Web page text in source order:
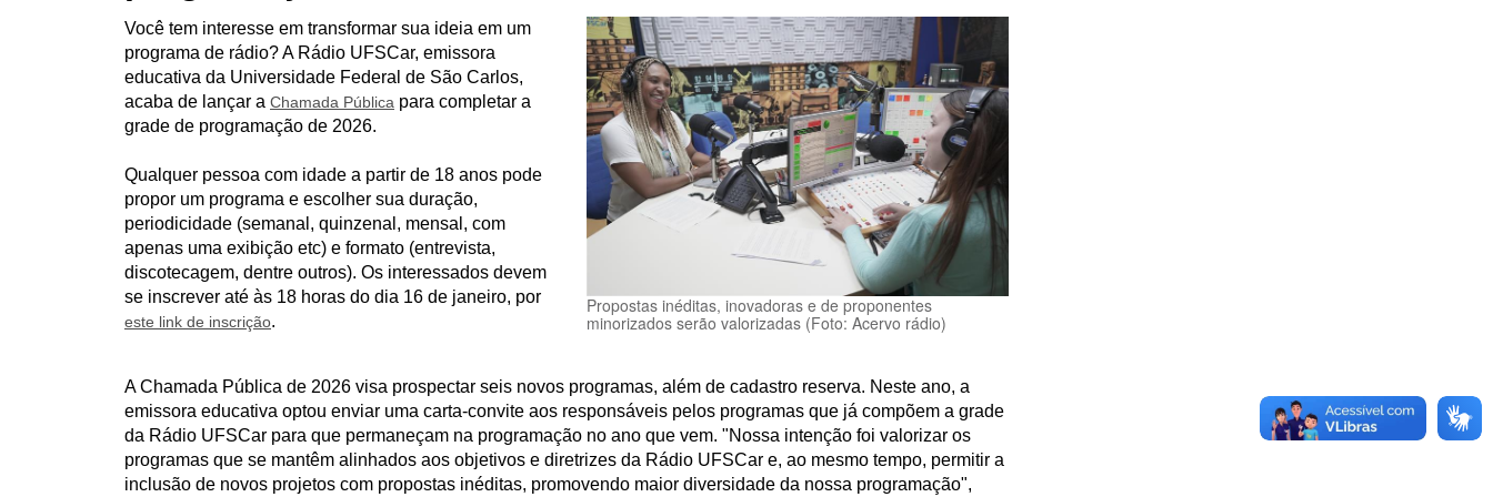
u
i
:
Propostas inéditas, inovadoras e de proponentes
minorizados serão valorizadas (Foto: Acervo rádio)
Você tem interesse em transformar sua ideia em um
programa de rádio? A Rádio UFSCar, emissora
educativa da Universidade Federal de São Carlos,
acaba de lançar a Chamada Pública para completar a
grade de programação de 2026.
Qualquer pessoa com idade a partir de 18 anos pode
propor um programa e escolher sua duração,
periodicidade (semanal, quinzenal, mensal, com
apenas uma exibição etc) e formato (entrevista,
discotecagem, dentre outros). Os interessados devem
se inscrever até às 18 horas do dia 16 de janeiro, por
este link de inscrição.
A Chamada Pública de 2026 visa prospectar seis novos programas, além de cadastro reserva. Neste ano, a
emissora educativa optou enviar uma carta-convite aos responsáveis pelos programas que já compõem a grade
da Rádio UFSCar para que permaneçam na programação no ano que vem. "Nossa intenção foi valorizar os
programas que se mantêm alinhados aos objetivos e diretrizes da Rádio UFSCar e, ao mesmo tempo, permitir a
inclusão de novos projetos com propostas inéditas, promovendo maior diversidade da nossa programação",